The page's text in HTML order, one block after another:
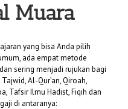
Muara
yang bisa Anda pilih
ada empat metode
sering menjadi rujukan bagi
Al-Qur’an, Qiroah,
Tafsir Ilmu Hadist, Fiqih dan
di antaranya: